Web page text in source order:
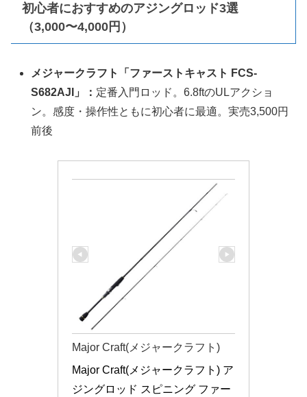
初心者におすすめのアジングロッド3選
（3,000〜4,000円）
メジャークラフト「ファーストキャスト FCS-
S682AJI」： 定番入門ロッド。6.8ftのULアクショ
ン。感度・操作性ともに初心者に最適。実売3,500円
前後
Major Craft(メジャークラフト)
Major Craft(メジャークラフト) ア
ジングロッド スピニング ファー